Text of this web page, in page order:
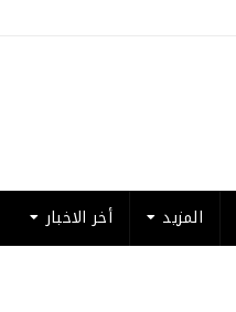
المزيد أخر الاخبار